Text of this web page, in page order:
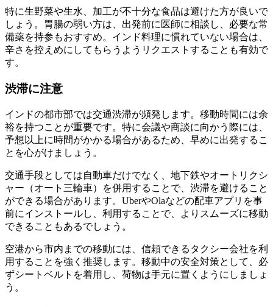
特に生野菜や生水、加工が不十分な食品は避けた方が良いで
しょう。胃腸の弱い方は、出発前に医師に相談し、必要な常
備薬を持参もおすすめ。インド料理に慣れていない場合は、
辛さを控えめにしてもらうようリクエストすることも有効で
す。
渋滞に注意
インドの都市部では交通渋滞が頻発します。移動時間には余
裕を持つことが重要です。特に会議や商談に向かう際には、
予想以上に時間がかかる場合があるため、早めに出発するこ
とを心がけましょう。
交通手段としては自動車だけでなく、地下鉄やオートリクシ
ャー（オート三輪車）を併用することで、渋滞を避けること
ができる場合があります。UberやOlaなどの配車アプリを事
前にインストールし、利用することで、よりスムーズに移動
できることもあるでしょう。
空港から市内までの移動には、信頼できるタクシー会社を利
用することを強く推奨します。移動中の安全対策として、必
ずシートベルトを着用し、荷物は手元に置くようにしましょ
う。